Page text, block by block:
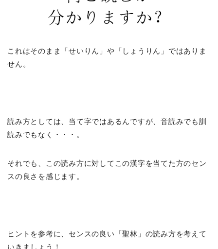
これはそのまま「せいりん」や「しょうりん」ではありま
せん。
読み方としては、当て字ではあるんですが、音読みでも訓
読みでもなく・・・。
それでも、この読み方に対してこの漢字を当てた方のセン
スの良さを感じます。
ヒントを参考に、センスの良い「聖林」の読み方を考えて
いきましょう！